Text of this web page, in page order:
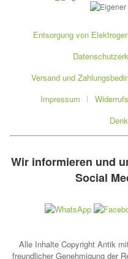
Entsorgung von
Versand und
Impressum
Wir informieren und
Social
Alle Inhalte Copyright Antik
freundlicher Genehmigung der